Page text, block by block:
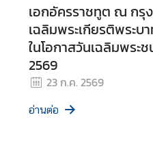
ธุ
ร
กิ
จ
|
B
เอกอัครราชทูต ณ กรุ
เฉลิมพระเกียรติพระบ
ในโอกาสวันเฉลิมพร
2569
23 ก.ค. 2569
อ่านต่อ